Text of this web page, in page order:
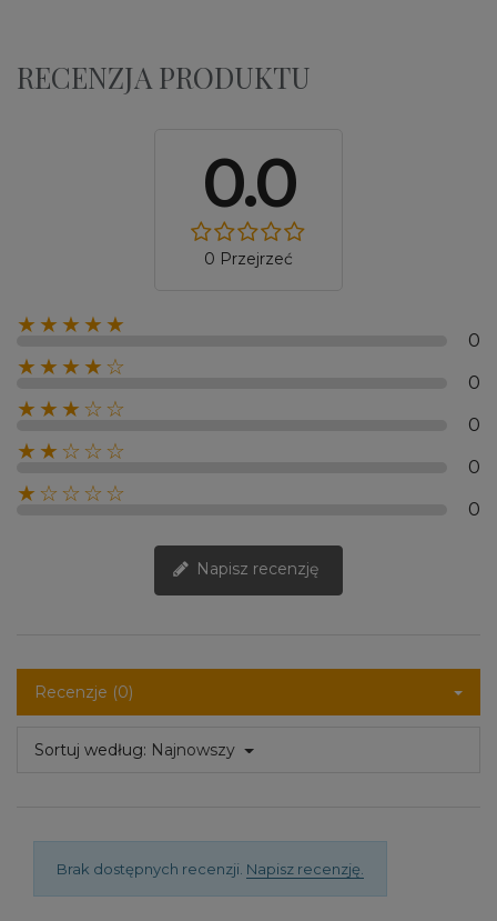
RECENZJA PRODUKTU
0.0
0 Przejrzeć
★★★★★
0
★★★★☆
0
★★★☆☆
0
★★☆☆☆
0
★☆☆☆☆
0
Napisz recenzję
Recenzje (0)
Sortuj według: Najnowszy
Brak dostępnych recenzji. Napisz recenzję.